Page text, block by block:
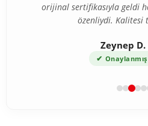
orijinal sertifikasıyla geldi
özenliydi. Kalitesi
Zeynep D.
✔